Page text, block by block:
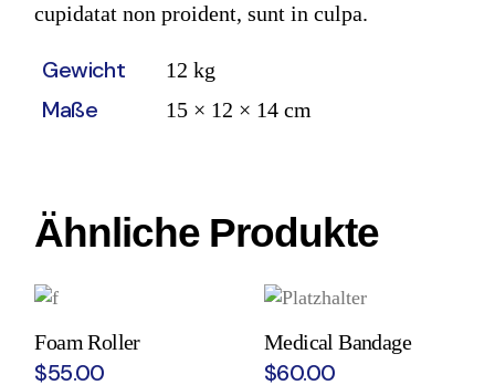
cupidatat non proident, sunt in culpa.
Gewicht 12 kg
Maße 15 × 12 × 14 cm
Ähnliche Produkte
Foam Roller
$55.00
Medical Bandage
$60.00